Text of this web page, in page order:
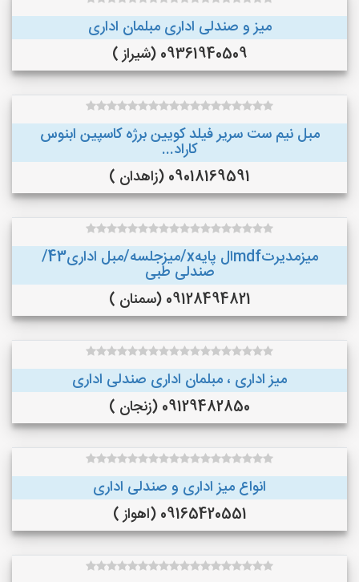
میز و صندلی اداری مبلمان اداری
09361940509 (شیراز )
مبل نیم ست سریر فیلد کویین برژه کاسپین ابنوس
کاراد...
09018169591 (زاهدان )
میزمدیرتmdfال پایهx/میزجلسه/مبل اداری43/
صندلی طبی
09128494821 (سمنان )
میز اداری ، مبلمان اداری صندلی اداری
09129482850 (زنجان )
انواع میز اداری و صندلی اداری
09165420551 (اهواز )